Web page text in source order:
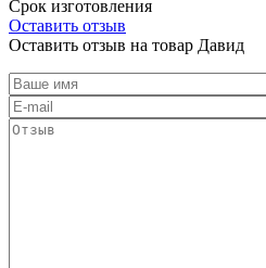
Срок изготовления
Оставить отзыв
Оставить отзыв на товар Давид